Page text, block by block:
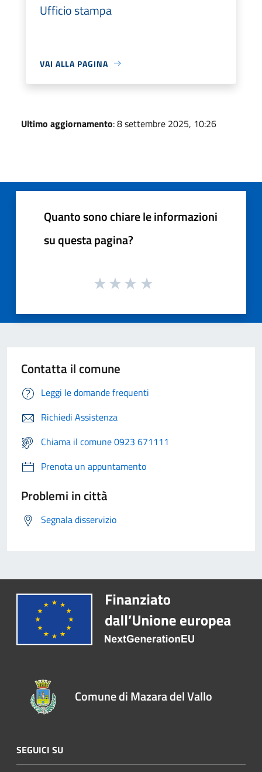
Ufficio stampa
VAI ALLA PAGINA
Ultimo aggiornamento: 8 settembre 2025, 10:26
Quanto sono chiare le informazioni
su questa pagina?
Contatta il comune
Leggi le domande frequenti
Richiedi Assistenza
Chiama il comune 0923 671111
Prenota un appuntamento
Problemi in città
Segnala disservizio
Comune di Mazara del Vallo
SEGUICI SU